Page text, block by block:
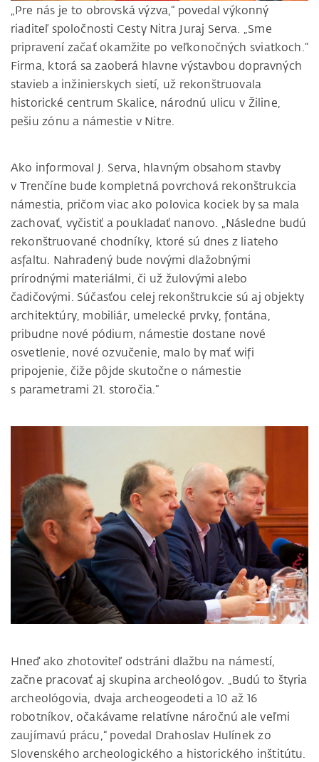
„Pre nás je to obrovská výzva,“ povedal výkonný
riaditeľ spoločnosti Cesty Nitra Juraj Serva. „Sme
pripravení začať okamžite po veľkonočných sviatkoch.“
Firma, ktorá sa zaoberá hlavne výstavbou dopravných
stavieb a inžinierskych sietí, už rekonštruovala
historické centrum Skalice, národnú ulicu v Žiline,
pešiu zónu a námestie v Nitre.
Ako informoval J. Serva, hlavným obsahom stavby
v Trenčíne bude kompletná povrchová rekonštrukcia
námestia, pričom viac ako polovica kociek by sa mala
zachovať, vyčistiť a poukladať nanovo. „Následne budú
rekonštruované chodníky, ktoré sú dnes z liateho
asfaltu. Nahradený bude novými dlažobnými
prírodnými materiálmi, či už žulovými alebo
čadičovými. Súčasťou celej rekonštrukcie sú aj objekty
architektúry, mobiliár, umelecké prvky, fontána,
pribudne nové pódium, námestie dostane nové
osvetlenie, nové ozvučenie, malo by mať wifi
pripojenie, čiže pôjde skutočne o námestie
s parametrami 21. storočia.“
Hneď ako zhotoviteľ odstráni dlažbu na námestí,
začne pracovať aj skupina archeológov. „Budú to štyria
archeológovia, dvaja archeogeodeti a 10 až 16
robotníkov, očakávame relatívne náročnú ale veľmi
zaujímavú prácu,“ povedal Drahoslav Hulínek zo
Slovenského archeologického a historického inštitútu.